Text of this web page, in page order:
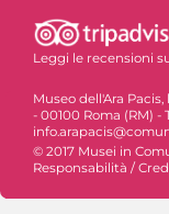
Leggi le recensioni
Museo dell'Ara
- 00100 Roma (RM) -
© 2017 Musei in
Responsabilità /